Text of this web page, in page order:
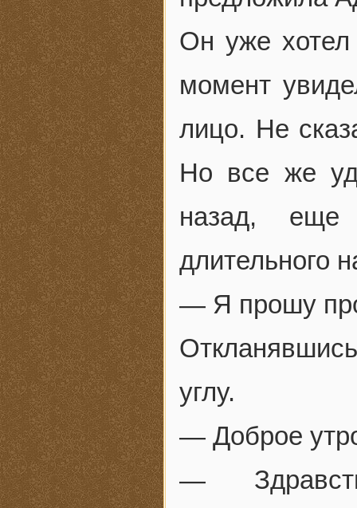
Он уже хотел
момент
лицо. Не
Но все же
назад,
длительного
— Я прошу
углу.
— Доброе
—